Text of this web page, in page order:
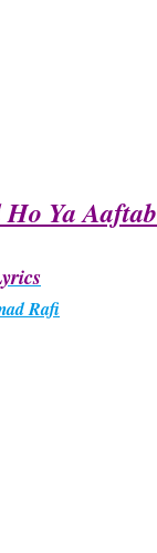
Ya Aaftab
Rafi